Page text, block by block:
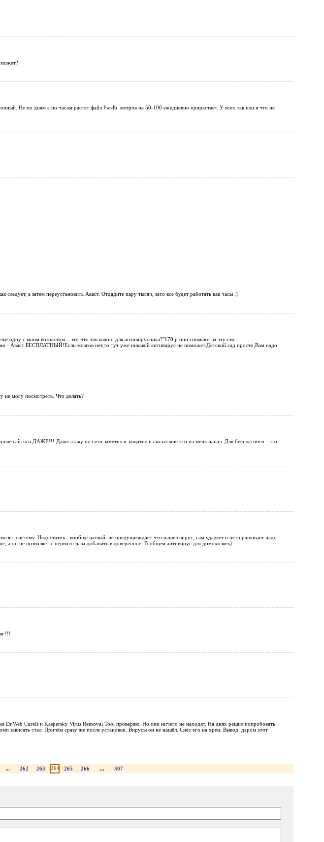
Не по дням а по часам растет файл Fw.db. метров на 50-100 ежедневно прирастает. У всех так или я что не
а затем переустановить Аваст. Отдадите пару тысяч, зато все будет работать как часы :)
одну с моим возрастом... это что так важно для антивирусника?"170 р они снимают за эту смс.
- Аваст БЕСПЛАТНЫЙ!Если мозгов нет,то тут уже никакой антивирус не поможет.Детский сад просто,Вам надо
не могу посмотреть. Что делать?
сайты и ДАЖЕ!!! Даже атаку по сети заметил и защитил и сказал мне кто на меня напал. Для бесплатного - это
систему. Недостаток - вообще наглый, не предупреждает что нашел вирус, сам удаляет и не спрашивает надо
он не позволяет с первого раза добавить в доверенное. В-общем антивирус для домохозяек)
!!!
Dr.Web CureIt и Kaspersky Virus Removal Tool проверяю. Но они ничего не находят. На днях решил попробовать
зависать стал. Причём сразу же после установки. Вирусы он не нашёл. Снёс его на хрен. Вывод: даром этот
... 262 263 264 265 266 ... 307